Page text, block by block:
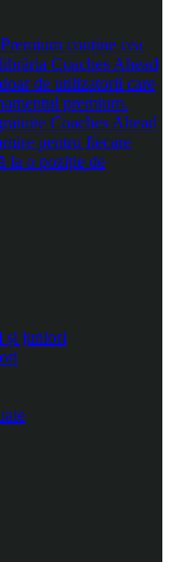
conține cea
Coaches Ahead
de utilizatorii care
premium.
Coaches Ahead
pentru fiecare
la o poziție de
și juniori